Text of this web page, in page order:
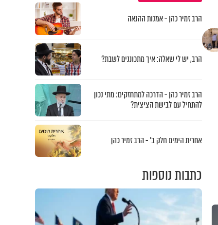
הרב זמיר כהן - אמנות ההנאה
הרב, יש לי שאלה: איך מתכוננים לשבת?
הרב זמיר כהן - הדרכה למתחזקים: מתי נכון
להתחיל עם לבישת הציצית?
אחרית הימים חלק ב’ - הרב זמיר כהן
כתבות נוספות